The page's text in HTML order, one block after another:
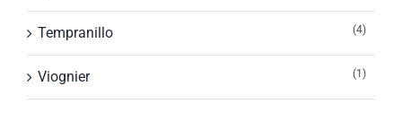
Tempranillo (4)
Viognier (1)